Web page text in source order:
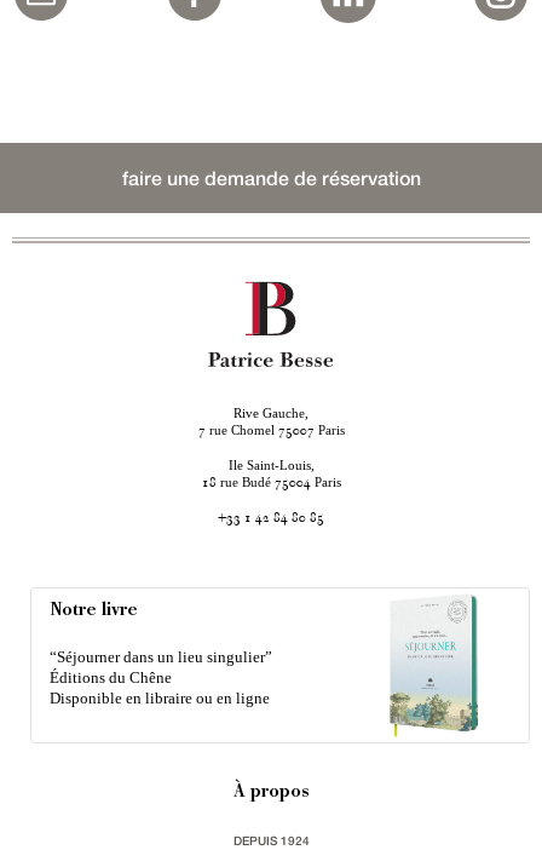
faire une demande de réservation
Rive Gauche,
7 rue Chomel 75007 Paris
Ile Saint-Louis,
18 rue Budé 75004 Paris
+33 1 42 84 80 85
Notre livre
“Séjourner dans un lieu singulier”
Éditions du Chêne
Disponible en libraire ou en ligne
À propos
DEPUIS 1924